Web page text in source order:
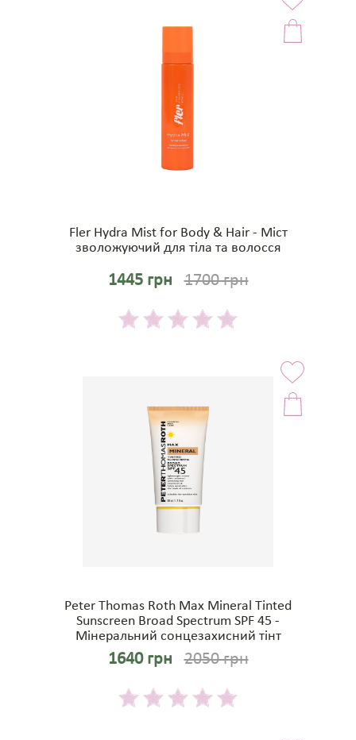
Fler Hydra Mist for Body & Hair - Міст
зволожуючий для тіла та волосся
1445 грн 1700 грн
Peter Thomas Roth Max Mineral Tinted
Sunscreen Broad Spectrum SPF 45 -
Мінеральний сонцезахисний тінт
1640 грн 2050 грн